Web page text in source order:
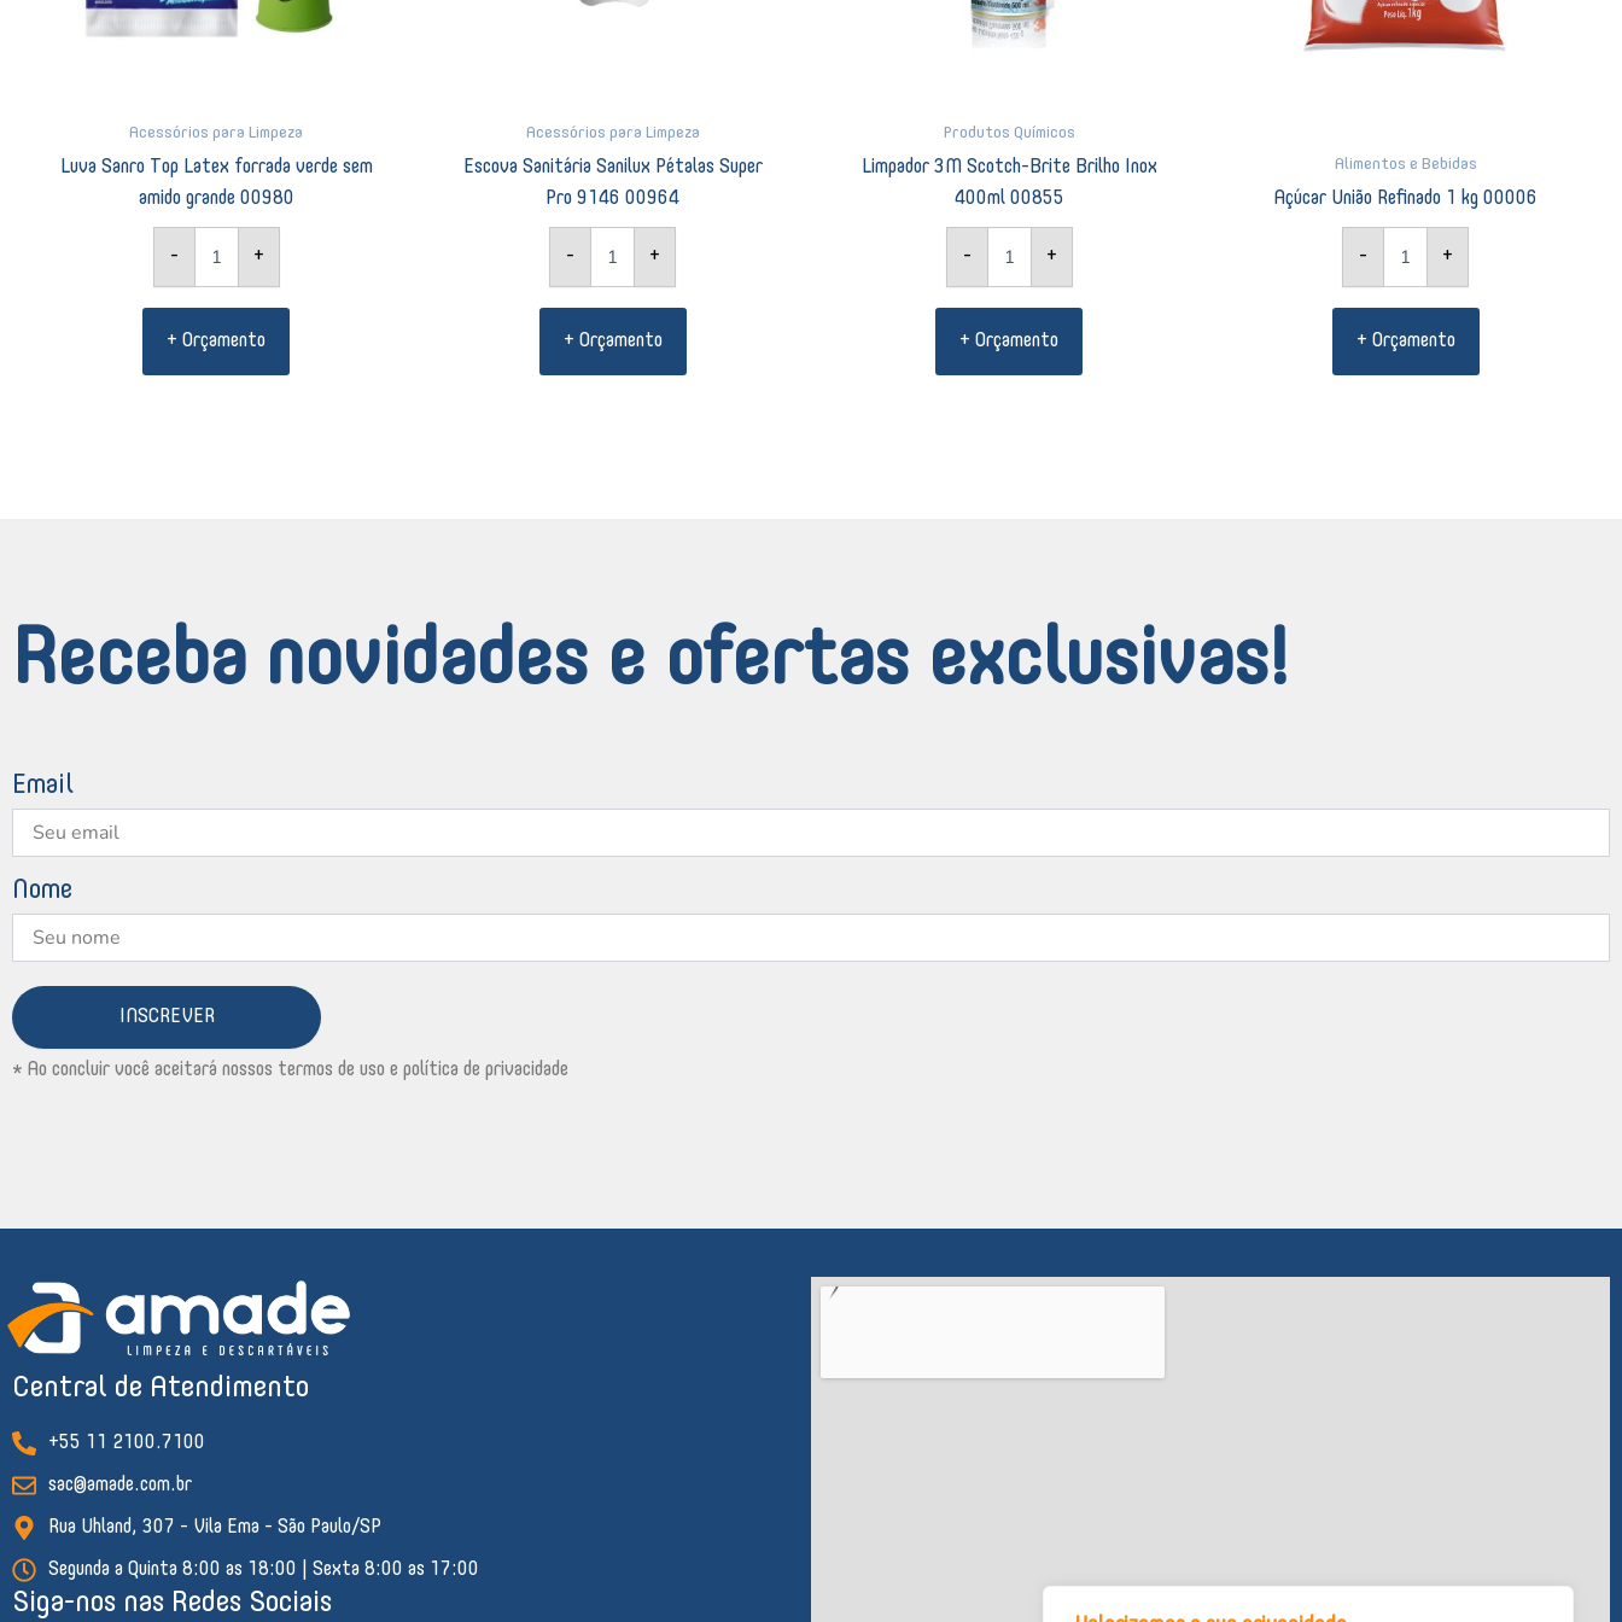
Acessórios para Limpeza
Luva Sanro Top Latex forrada verde sem
amido grande 00980
- +
+ Orçamento
Acessórios para Limpeza
Escova Sanitária Sanilux Pétalas Super
Pro 9146 00964
- +
+ Orçamento
Produtos Químicos
Limpador 3M Scotch-Brite Brilho Inox
400ml 00855
- +
+ Orçamento
Alimentos e Bebidas
Açúcar União Refinado 1 kg 00006
- +
+ Orçamento
Receba novidades e ofertas exclusivas!
Email
Nome
INSCREVER
* Ao concluir você aceitará nossos termos de uso e política de privacidade
Central de Atendimento
+55 11 2100.7100
sac@amade.com.br
Rua Uhland, 307 - Vila Ema - São Paulo/SP
Segunda a Quinta 8:00 as 18:00 | Sexta 8:00 as 17:00
Siga-nos nas Redes Sociais